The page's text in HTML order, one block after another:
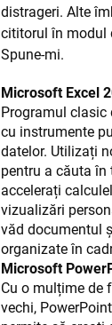
distrageri. Alte
cititorul în modul
Spune-mi.
Microsoft Excel
Programul clasic
cu instrumente
datelor. Utilizați
pentru a căuta în
accelerați
vizualizări
văd documentul
organizate în
Microsoft
Cu o mulțime de
vechi,